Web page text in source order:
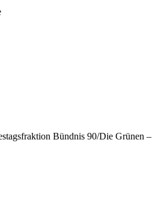
Bündnis 90/Die Grünen –